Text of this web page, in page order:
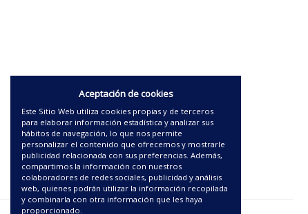
Aceptación de cookies
Este Sitio Web utiliza cookies propias y de terceros
para elaborar información estadística y analizar sus
hábitos de navegación, lo que nos permite
personalizar el contenido que ofrecemos y mostrarle
publicidad relacionada con sus preferencias. Además,
compartimos la información con nuestros
colaboradores de redes sociales, publicidad y análisis
web, quienes podrán utilizar la información recopilada
y combinarla con otra información que les haya
proporcionado.